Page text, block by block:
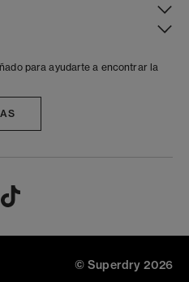
para ayudarte a encontrar la
© Superdry 2026